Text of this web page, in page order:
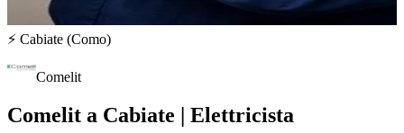
⚡ Cabiate (Como)
Comelit
Comelit a Cabiate | Elettricista